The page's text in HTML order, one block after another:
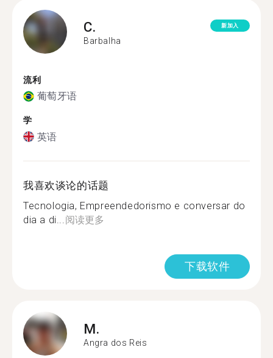
C.
Barbalha
新加入
流利
葡萄牙语
学
英语
我喜欢谈论的话题
Tecnologia, Empreendedorismo e conversar do
dia a di... 阅读更多
下载软件
M.
Angra dos Reis